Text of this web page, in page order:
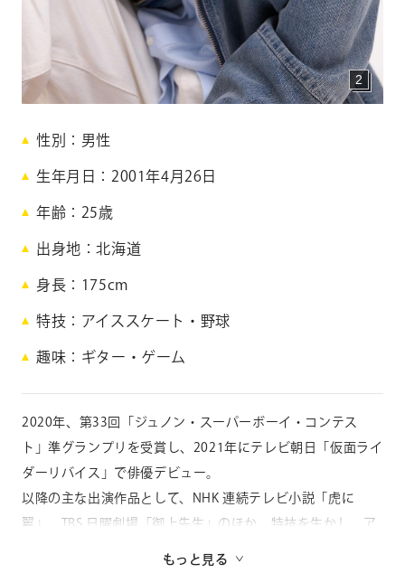
2
山
凌
大
o
a
a
R
o
t
a
性別 男性
生年月日 2001年4月26日
年齢 25歳
出身地 北海道
身長 175cm
特技 アイススケート・野球
趣味 ギター・ゲーム
2020年、第33回「ジュノン・スーパーボーイ・コンテス
ト」準グランプリを受賞し、2021年にテレビ朝日「仮面ライ
ダーリバイス」で俳優デビュー。
以降の主な出演作品として、NHK 連続テレビ小説「虎に
翼」、TBS 日曜劇場「御上先生」のほか、特技を生かし、ア
もっと見る